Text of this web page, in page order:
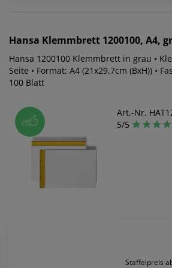
Hansa Klemmbrett 1200100, A4,
Hansa 1200100 Klemmbrett in grau • Klemme an der kurzen
Seite • Format: A4 (21x29,7cm (BxH)) •
100 Blatt
Art.-Nr.
5/5
Staffelpreis